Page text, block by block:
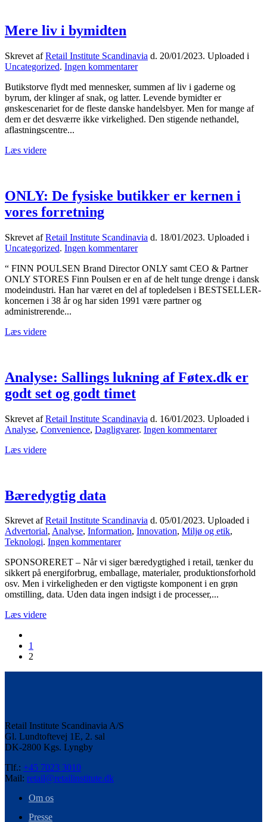
Netto
i
allerede
i
år
Mere liv i bymidten
Skrevet afRetail Institute Scandinavia d. 20/01/2023. Uploaded i
Uncategorized. Ingen kommentarertil
liv
i
bymidten
Butikstorve flydt med mennesker, summen af liv i gaderne og
byrum, der klinger af snak, og latter. Levende bymidter er
ønskescenariet for de fleste danske handelsbyer. Men for mange af
dem er det desværre ikke virkelighed. Den stigende nethandel,
aflastningscentre...
Læs videre
ONLY: De fysiske butikker er kernen i
vores forretning
Skrevet afRetail Institute Scandinavia d. 18/01/2023. Uploaded i
Uncategorized. Ingen kommentarertil
De
fysiske
butikker
er
“ FINN POULSEN Brand Director ONLY samt CEO & Partner
ONLY STORES Finn Poulsen er en af de helt tunge drenge i dansk
modeindustri. Han har været en del af topledelsen i BESTSELLER-
koncernen i 38 år og har siden 1991 være partner og
administrerende...
Læs videre
Analyse: Sallings lukning af Føtex.dk er
godt set og godt timet
Skrevet afRetail Institute Scandinavia d. 16/01/2023. Uploaded i
Analyse, Convenience, Dagligvarer. Ingen kommentarertil
set
og
godt
Læs videre
Bæredygtig data
Skrevet afRetail Institute Scandinavia d. 05/01/2023. Uploaded i
Advertorial, Analyse, Information, Innovation, Miljø og etik,
Teknologi. Ingen kommentarertil
data
SPONSORERET – Når vi siger bæredygtighed i retail, tænker du
sikkert på energiforbrug, emballage, materialer, produktionsforhold
osv. Men i virkeligheden er den vigtigste komponent i en grøn
omstilling, data. Uden data ingen indsigt i de processer,...
Læs videre
1
2
Retail Institute Scandinavia A/S
Gl. Lundtoftevej 1E, 2. sal
DK-2800 Kgs. Lyngby
Tlf.: +45 7023 3010
Mail: retail@retailinstitute.dk
Om os
Presse